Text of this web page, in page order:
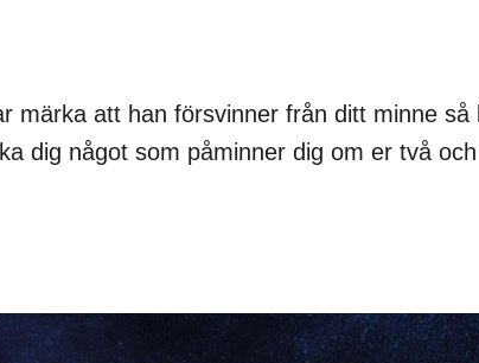
märka att han försvinner från ditt minne så
dig något som påminner dig om er två